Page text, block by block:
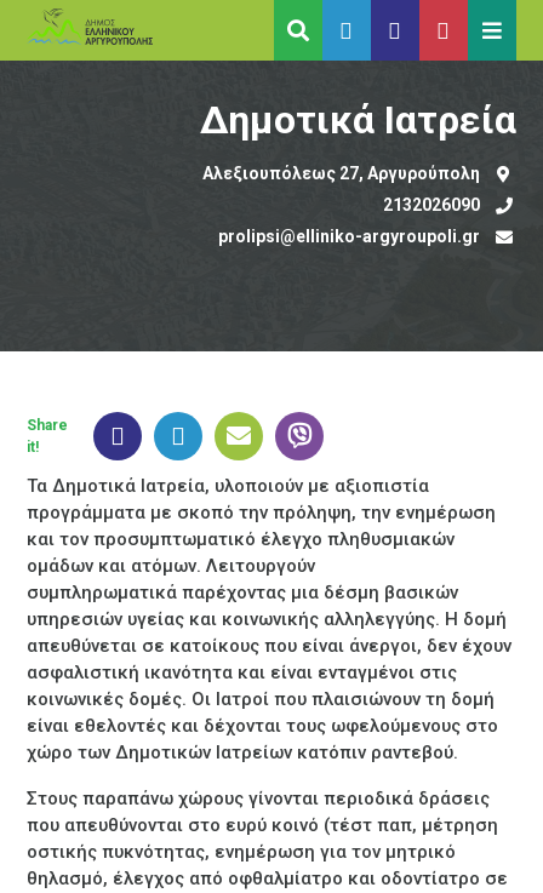
Δημοτικά Ιατρεία
Αλεξιουπόλεως 27, Αργυρούπολη
2132026090
prolipsi@elliniko-argyroupoli.gr
Τα Δημοτικά Ιατρεία, υλοποιούν με αξιοπιστία
προγράμματα με σκοπό την πρόληψη, την ενημέρωση
και τον προσυμπτωματικό έλεγχο πληθυσμιακών
ομάδων και ατόμων. Λειτουργούν
συμπληρωματικά παρέχοντας μια δέσμη βασικών
υπηρεσιών υγείας και κοινωνικής αλληλεγγύης. Η δομή
απευθύνεται σε κατοίκους που είναι άνεργοι, δεν έχουν
ασφαλιστική ικανότητα και είναι ενταγμένοι στις
κοινωνικές δομές. Οι Ιατροί που πλαισιώνουν τη δομή
είναι εθελοντές και δέχονται τους ωφελούμενους στο
χώρο των Δημοτικών Ιατρείων κατόπιν ραντεβού.
Στους παραπάνω χώρους γίνονται περιοδικά δράσεις
που απευθύνονται στο ευρύ κοινό (τέστ παπ, μέτρηση
οστικής πυκνότητας, ενημέρωση για τον μητρικό
θηλασμό, έλεγχος από οφθαλμίατρο και οδοντίατρο σε
Share
it!